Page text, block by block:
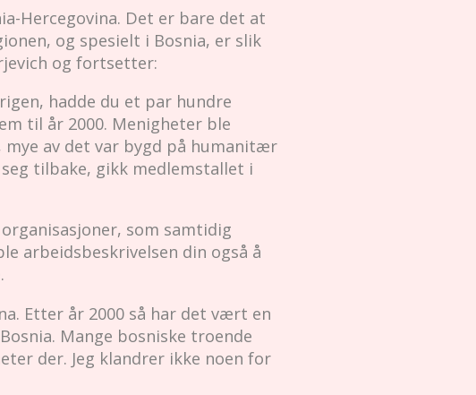
Hercegovina. Det er bare det at
og spesielt i Bosnia, er slik
og fortsetter:
hadde du et par hundre
til år 2000. Menigheter ble
mye av det var bygd på humanitær
tilbake, gikk medlemstallet i
som samtidig
arbeidsbeskrivelsen din også å
Etter år 2000 så har det vært en
Mange bosniske troende
der. Jeg klandrer ikke noen for